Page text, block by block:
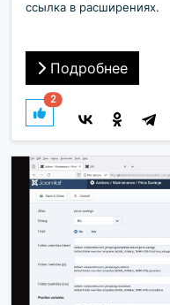
ссылка в расширениях.
Подробнее
2